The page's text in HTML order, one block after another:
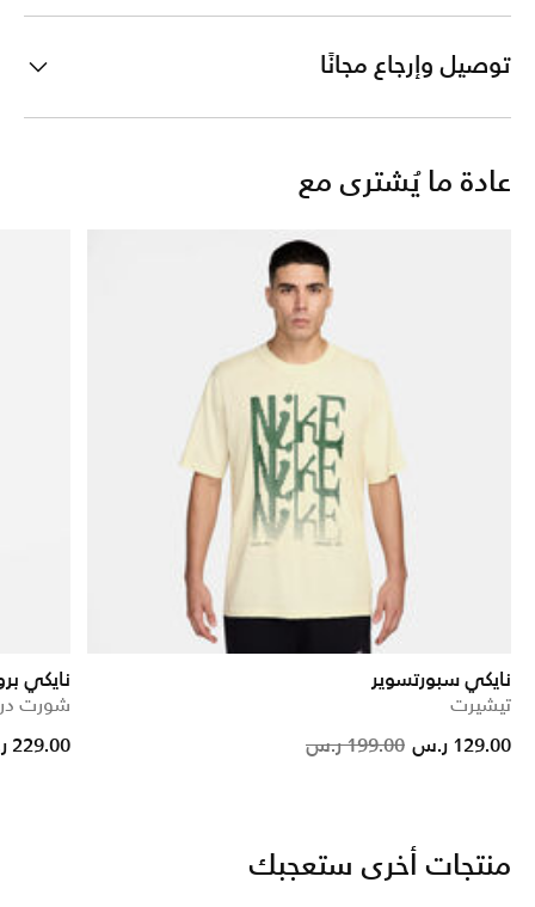
توصيل وإرجاع مجانًا
عادة ما يُشترى مع
نايكي سبورتسوير
تيشيرت
Price
199.00 ر.س to
129.00 ر.س
نايكي
شورت
229.00 ر.س
منتجات أخرى ستعجبك